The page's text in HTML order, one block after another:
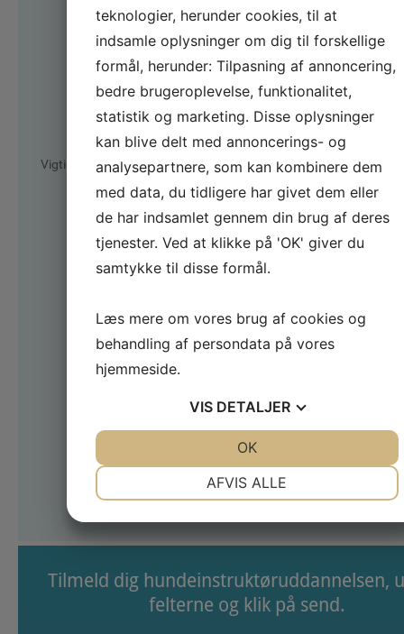
Vigtigt:
meddeles før hver dag).
· Kurset er ikke med egen
hund (Der bruges figuranter
med hunde til praktik).
internatkursus, - deltagerne
møder og tager hjem samme
· Kurset er inklusiv materialer
og forplejning (dog undtaget
drikkevare, - kan købes)
· Tilmelding til kurset er
bindende.
én og samme person.
· Ved afslutningen udstedes
aflevering og godkendelse af
opgaver.
Tilmeld dig hundeinstruktøruddannelsen,
felterne og klik på send.
teknologier, herunder cookies, til at
indsamle oplysninger om dig til forskellige
formål, herunder: Tilpasning af annoncering,
bedre brugeroplevelse, funktionalitet,
statistik og marketing. Disse oplysninger
kan blive delt med annoncerings- og
analysepartnere, som kan kombinere dem
med data, du tidligere har givet dem eller
de har indsamlet gennem din brug af deres
tjenester. Ved at klikke på 'OK' giver du
samtykke til disse formål.
Læs mere om vores brug af cookies og
behandling af persondata på vores
hjemmeside.
VIS DETALJER
MARKETING STATISTIK
AFVIS ALLE
OK